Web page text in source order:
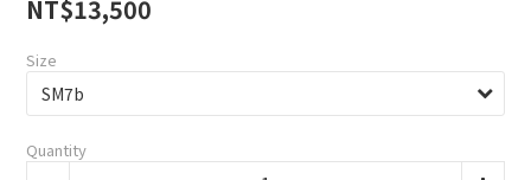
NT$13,500
Size
Quantity